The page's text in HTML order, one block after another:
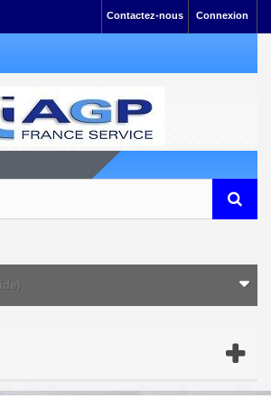
Connexion
Contactez-nous